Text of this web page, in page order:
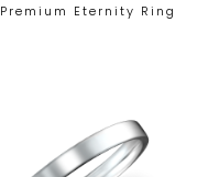
Premium Eternity Ring